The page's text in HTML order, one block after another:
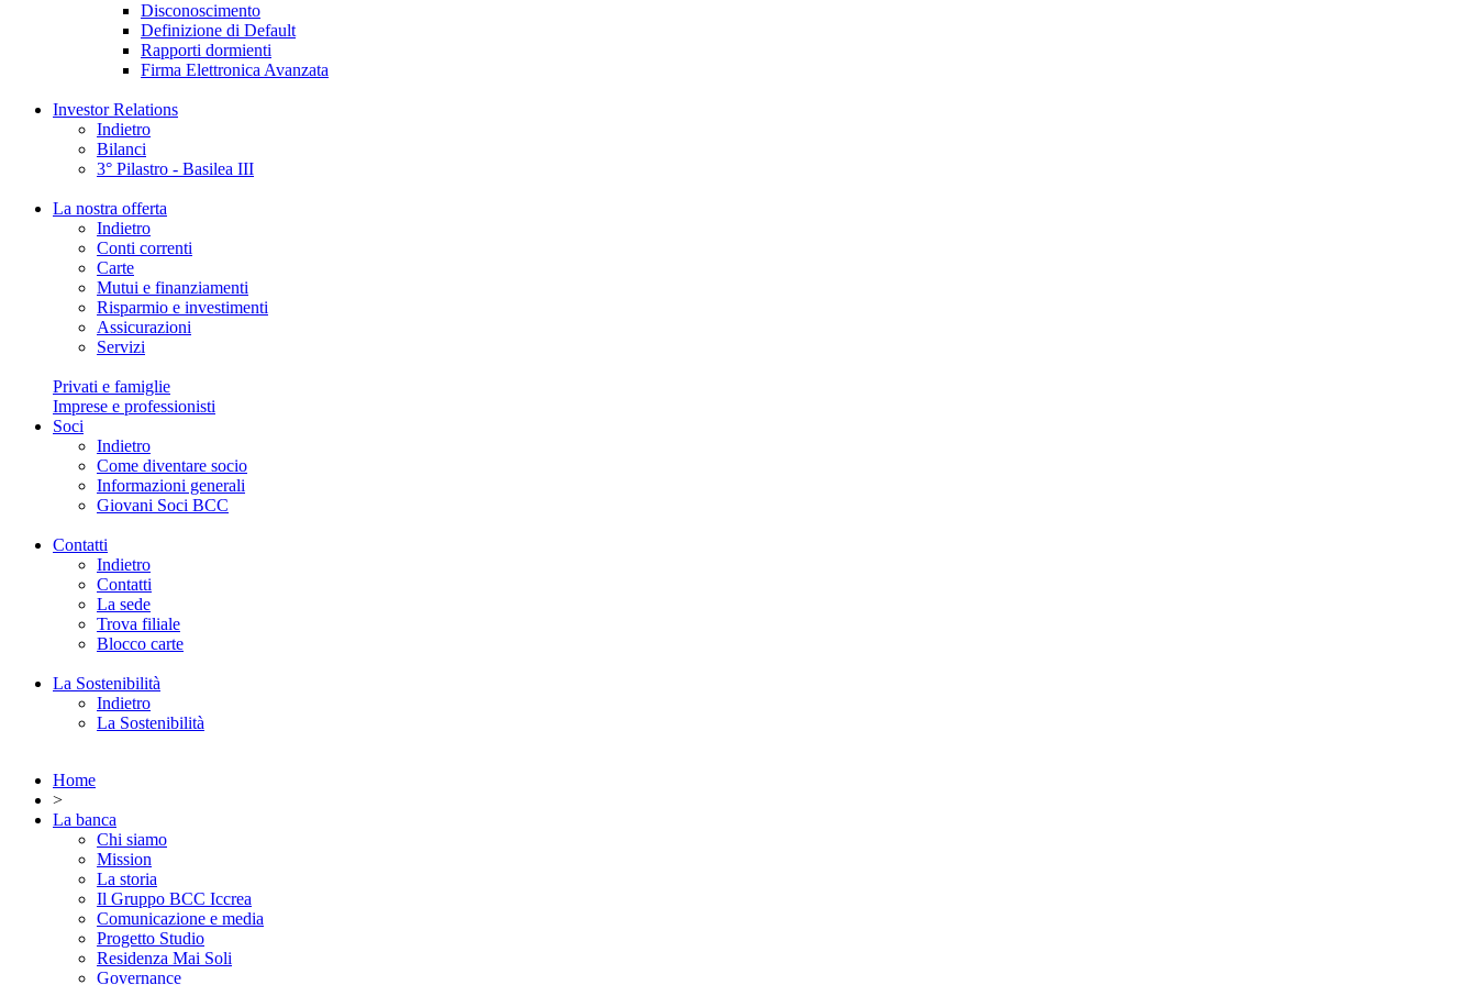
Disconoscimento
Definizione di Default
Rapporti dormienti
Firma Elettronica Avanzata
Investor Relations
Indietro
Bilanci
3° Pilastro - Basilea III
La nostra offerta
Indietro
Conti correnti
Carte
Mutui e finanziamenti
Risparmio e investimenti
Assicurazioni
Servizi
Privati e famiglie
Imprese e professionisti
Soci
Indietro
Come diventare socio
Informazioni generali
Giovani Soci BCC
Contatti
Indietro
Contatti
La sede
Trova filiale
Blocco carte
La Sostenibilità
Indietro
La Sostenibilità
Home
>
La banca
Chi siamo
Mission
La storia
Il Gruppo BCC Iccrea
Comunicazione e media
Progetto Studio
Residenza Mai Soli
Governance